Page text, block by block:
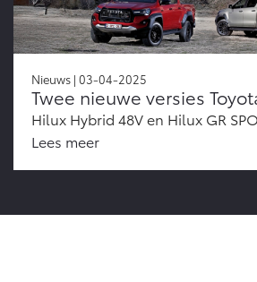
Nieuws | 03-04-2025
Twee nieuwe versies
Hilux Hybrid 48V en Hilux GR
Lees meer